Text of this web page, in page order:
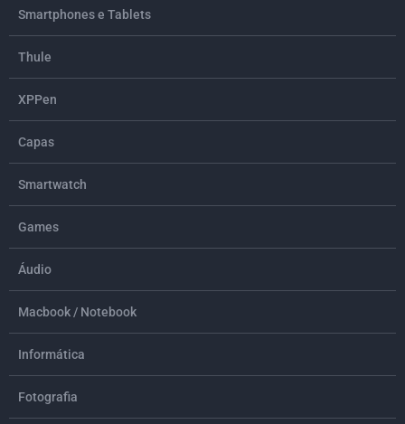
Smartphones e Tablets
Thule
XPPen
Capas
Smartwatch
Games
Áudio
Macbook / Notebook
Informática
Fotografia